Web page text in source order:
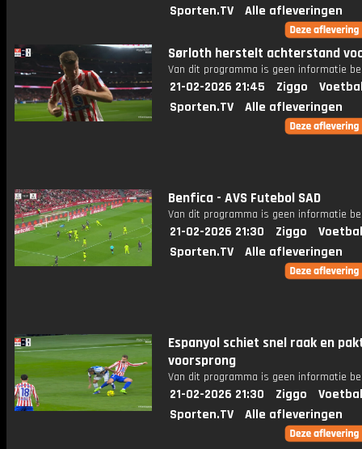
Sporten.TV
Alle afleveringen
Sørloth herstelt achterstand
Van dit programma is geen informatie
21-02-2026 21:45 Ziggo
Sporten.TV
Alle afleveringen
Benfica - AVS Futebol SAD
Van dit programma is geen informatie
21-02-2026 21:30 Ziggo
Sporten.TV
Alle afleveringen
Espanyol schiet snel raak en
voorsprong
Van dit programma is geen informatie
21-02-2026 21:30 Ziggo
Sporten.TV
Alle afleveringen